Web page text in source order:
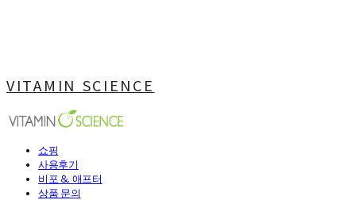
VITAMIN SCIENCE
쇼핑
사용후기
비포 & 애프터
상품 문의